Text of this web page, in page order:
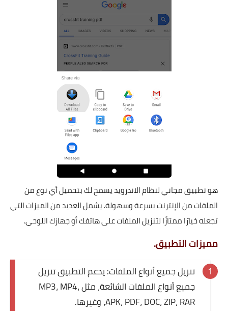
هو تطبيق مجاني لنظام الاندرويد يسمح لك بتحميل أي نوع من
الملفات من الإنترنت بسرعة وسهولة. يشمل العديد من الميزات التي
تجعله خيارًا ممتازًا لتنزيل الملفات على هاتفك أو جهازك اللوحي.
مميزات التطبيق.
تنزيل جميع أنواع الملفات: يدعم التطبيق تنزيل
جميع أنواع الملفات الشائعة، مثل MP3، MP4،
APK، PDF، DOC، ZIP، RAR، وغيرها.